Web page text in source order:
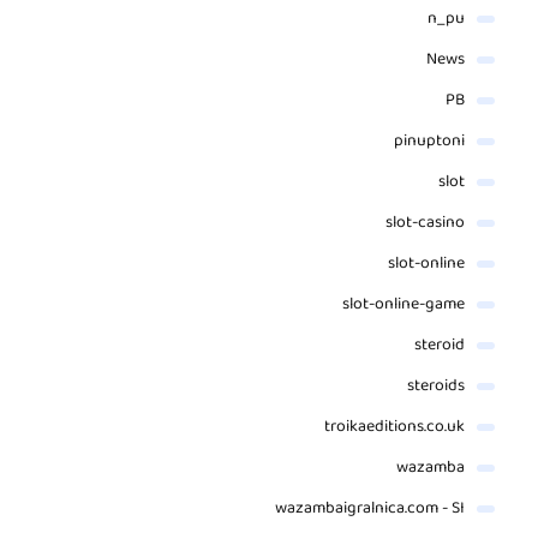
n_pu
News
PB
pinuptoni
slot
slot-casino
slot-online
slot-online-game
steroid
steroids
troikaeditions.co.uk
wazamba
wazambaigralnica.com - SI